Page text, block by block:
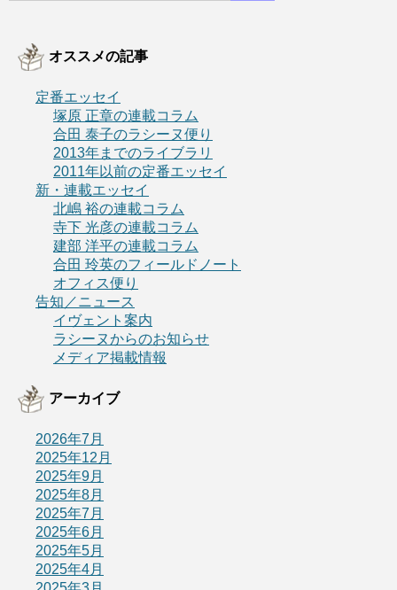
オススメの記事
定番エッセイ
塚原 正章の連載コラム
合田 泰子のラシーヌ便り
2013年までのライブラリ
2011年以前の定番エッセイ
新・連載エッセイ
北嶋 裕の連載コラム
寺下 光彦の連載コラム
建部 洋平の連載コラム
合田 玲英のフィールドノート
オフィス便り
告知／ニュース
イヴェント案内
ラシーヌからのお知らせ
メディア掲載情報
アーカイブ
2026年7月
2025年12月
2025年9月
2025年8月
2025年7月
2025年6月
2025年5月
2025年4月